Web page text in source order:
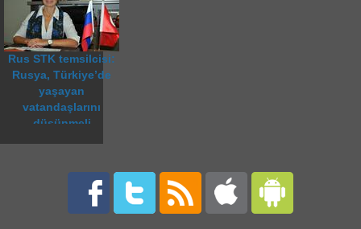
Rus STK temsilcisi:
Rusya, Türkiye’de
yaşayan
vatandaşlarını
düşünmeli